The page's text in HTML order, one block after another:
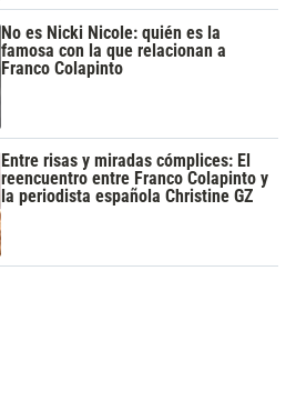
No es Nicki Nicole: quién es la
famosa con la que relacionan a
Franco Colapinto
Entre risas y miradas cómplices: El
reencuentro entre Franco Colapinto y
la periodista española Christine GZ